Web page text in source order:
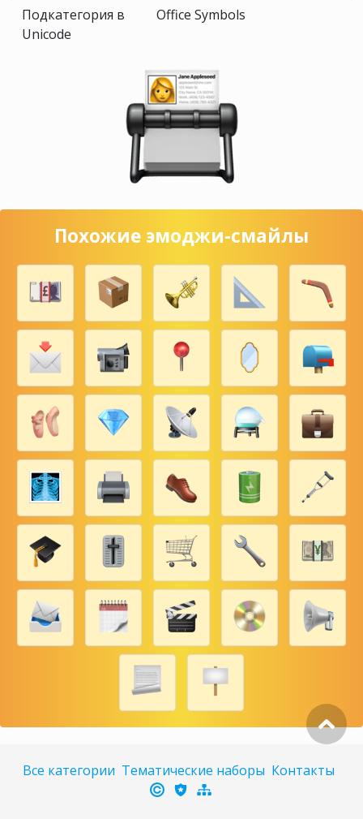
Подкатегория в
Unicode
Office Symbols
Похожие эмоджи-смайлы
Все категории Тематические наборы Контакты